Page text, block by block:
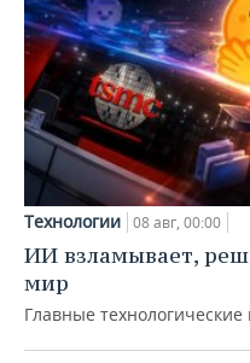
Технологии 08 авг, 00:00
ИИ взламывает,
мир
Главные